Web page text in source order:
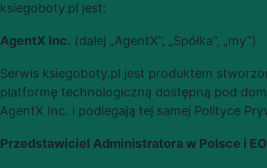
ksiegoboty.pl jest:
AgentX Inc. (dalej „AgentX”, „Spółka”, „my”)
Serwis ksiegoboty.pl jest produktem
platformę technologiczną dostępną pod
AgentX Inc. i podlegają tej samej Polityce
Przedstawiciel Administratora w Polsce i